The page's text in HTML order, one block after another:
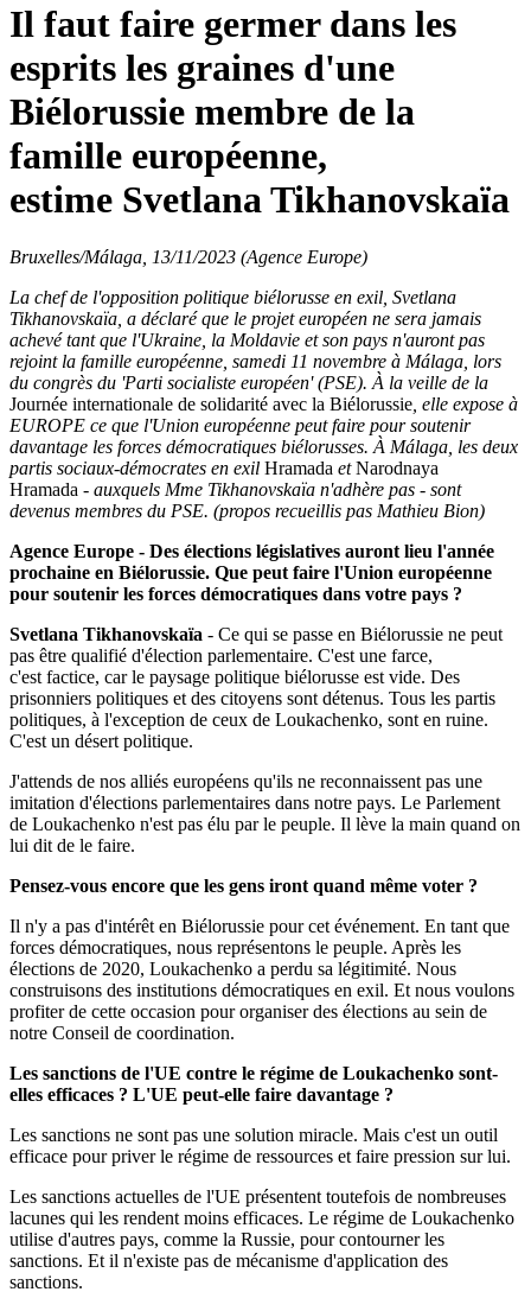
Il faut faire germer dans les
esprits les graines d'une
Biélorussie membre de la
famille européenne,
estime Svetlana Tikhanovskaïa
Bruxelles/Málaga, 13/11/2023 (Agence Europe)
La chef de l'opposition politique biélorusse en exil, Svetlana
Tikhanovskaïa, a déclaré que le projet européen ne sera jamais
achevé tant que l'Ukraine, la Moldavie et son pays n'auront pas
rejoint la famille européenne, samedi 11 novembre à Málaga, lors
du congrès du 'Parti socialiste européen' (PSE). À la veille de la
Journée internationale de solidarité avec la Biélorussie , elle expose à
EUROPE ce que l'Union européenne peut faire pour soutenir
davantage les forces démocratiques biélorusses. À Málaga, les deux
partis sociaux-démocrates en exil Hramada etNarodnaya
Hramada - auxquels Mme Tikhanovskaïa n'adhère pas - sont
devenus membres du PSE. (propos recueillis pas Mathieu Bion)
Agence Europe - Des élections législatives auront lieu l'année
prochaine en Biélorussie. Que peut faire l'Union européenne
pour soutenir les forces démocratiques dans votre pays ?
Svetlana Tikhanovskaïa - Ce qui se passe en Biélorussie ne peut
pas être qualifié d'élection parlementaire. C'est une farce,
c'est factice, car le paysage politique biélorusse est vide. Des
prisonniers politiques et des citoyens sont détenus. Tous les partis
politiques, à l'exception de ceux de Loukachenko, sont en ruine.
C'est un désert politique.
J'attends de nos alliés européens qu'ils ne reconnaissent pas une
imitation d'élections parlementaires dans notre pays. Le Parlement
de Loukachenko n'est pas élu par le peuple. Il lève la main quand on
lui dit de le faire.
Pensez-vous encore que les gens iront quand même voter ?
Il n'y a pas d'intérêt en Biélorussie pour cet événement. En tant que
forces démocratiques, nous représentons le peuple. Après les
élections de 2020, Loukachenko a perdu sa légitimité. Nous
construisons des institutions démocratiques en exil. Et nous voulons
profiter de cette occasion pour organiser des élections au sein de
notre Conseil de coordination.
Les sanctions de l'UE contre le régime de Loukachenko sont-
elles efficaces ? L'UE peut-elle faire davantage ?
Les sanctions ne sont pas une solution miracle. Mais c'est un outil
efficace pour priver le régime de ressources et faire pression sur lui.
Les sanctions actuelles de l'UE présentent toutefois de nombreuses
lacunes qui les rendent moins efficaces. Le régime de Loukachenko
utilise d'autres pays, comme la Russie, pour contourner les
sanctions. Et il n'existe pas de mécanisme d'application des
sanctions.